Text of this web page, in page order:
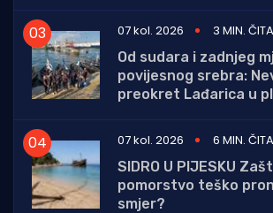
07 kol. 2026
3 MIN.
Od sudara i zadnjeg
povijesnog srebra:
preokret Lađarica u
07 kol. 2026
6 MIN.
SIDRO U PIJESKU
pomorstvo teško
smjer?